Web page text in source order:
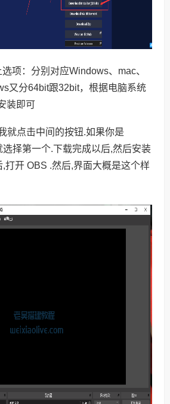
项：分别对应Windows、mac、
又分64bit跟32bit，根据电脑系统
装即可
就点击中间的按钮.如果你是
择第一个.下载完成以后,然后安装
打开 OBS .然后,界面大概是这个样